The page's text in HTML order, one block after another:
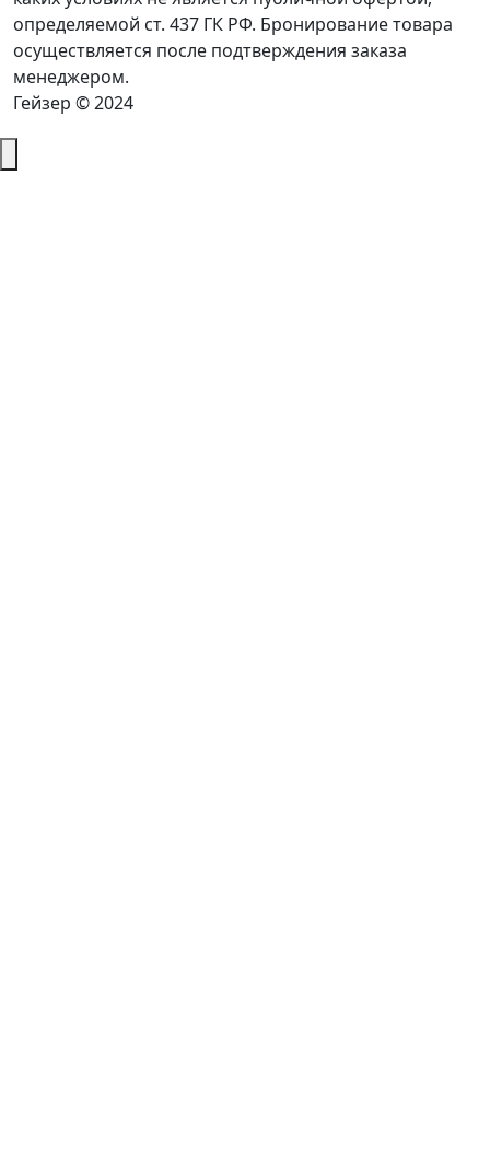
определяемой ст. 437 ГК РФ. Бронирование товара
осуществляется после подтверждения заказа
менеджером.
Гейзер © 2024